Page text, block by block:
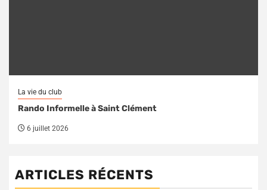
La vie du club
Rando Informelle à Saint Clément
6 juillet 2026
ARTICLES RÉCENTS